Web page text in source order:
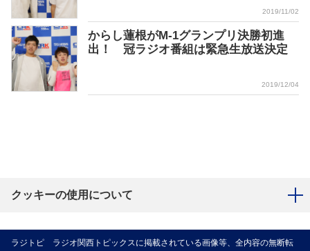
2019/11/02
からし蓮根がM-1グランプリ決勝初進
出！ 冠ラジオ番組は緊急生放送決定
2019/12/04
クッキーの使用について
ラジトピ ラジオ関西トピックスに掲載されている画像等、全内容の無断転